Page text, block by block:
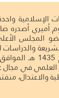
الإسلامية
أصدره
الشريعة
العلمي في مجال